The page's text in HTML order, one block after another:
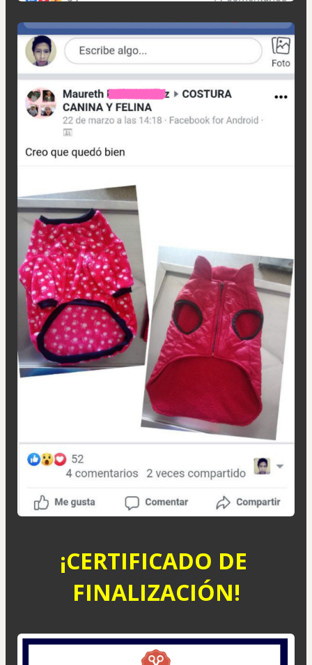
¡CERTIFICADO DE
FINALIZACIÓN!